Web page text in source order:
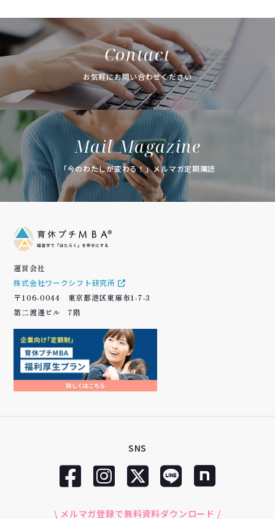
Contact
お気軽にお問い合わせください
Mail Magazine
「今のわたしが変わる！」メルマガ定期購読
運営会社
株式会社ワークシフト研究所
〒106-0044 東京都港区東麻布1-7-3
第二渡邊ビル 7階
SNS
\ メルマガ登録で無料資料ダウンロード /